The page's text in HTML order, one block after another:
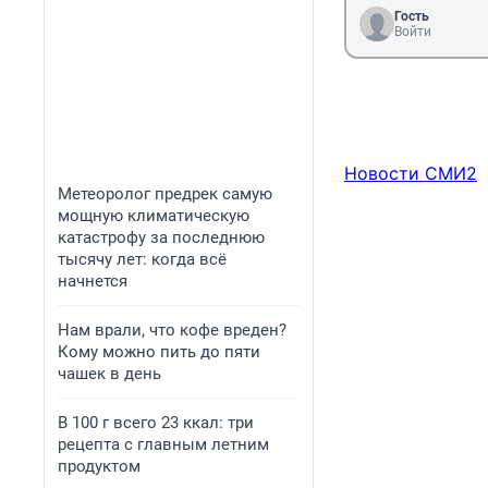
Метеоролог предрек самую
мощную климатическую
катастрофу за последнюю
тысячу лет: когда всё
начнется
Нам врали, что кофе вреден?
Кому можно пить до пяти
чашек в день
В 100 г всего 23 ккал: три
рецепта с главным летним
продуктом
Гость
Войти
Новости СМИ2